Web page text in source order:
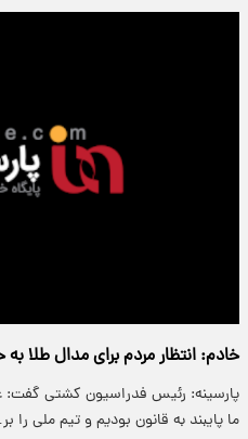
خادم: انتظار مردم برای مدال طلا
پارسینه: رئیس فدراسیون کشتی گفت:
ما پایبند به قانون بودیم و تیم ملی را